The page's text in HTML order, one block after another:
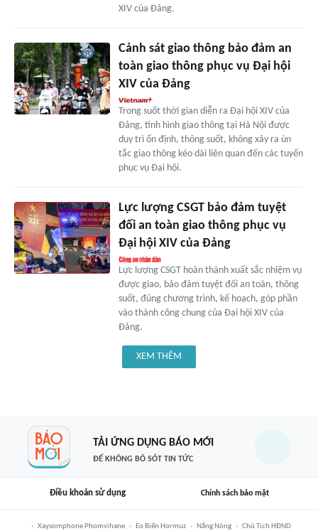
XIV của Đảng.
Cảnh sát giao thông bảo đảm an
toàn giao thông phục vụ Đại hội
XIV của Đảng
Trong suốt thời gian diễn ra Đại hội XIV của
Đảng, tình hình giao thông tại Hà Nội được
duy trì ổn định, thông suốt, không xảy ra ùn
tắc giao thông kéo dài liên quan đến các tuyến
phục vụ Đại hội.
Lực lượng CSGT bảo đảm tuyệt
đối an toàn giao thông phục vụ
Đại hội XIV của Đảng
Lực lượng CSGT hoàn thành xuất sắc nhiệm vụ
được giao, bảo đảm tuyệt đối an toàn, thông
suốt, đúng chương trình, kế hoạch, góp phần
vào thành công chung của Đại hội XIV của
Đảng.
XEM THÊM
TẢI ỨNG DỤNG BÁO MỚI
ĐỂ KHÔNG BỎ SÓT TIN TỨC
Điều khoản sử dụng Chính sách bảo mật
Xaysomphone Phomvihane Eo Biển Hormuz Nắng Nóng Chủ Tịch HĐND